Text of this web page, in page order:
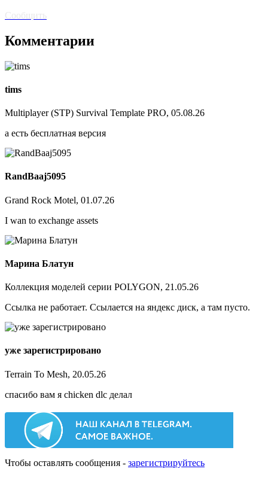
Сообщить
Комментарии
tims
Multiplayer (STP) Survival Template PRO, 05.08.26
а есть бесплатная версия
RandBaaj5095
Grand Rock Motel, 01.07.26
I wan to exchange assets
Марина Блатун
Коллекция моделей серии POLYGON, 21.05.26
Ссылка не работает. Ссылается на яндекс диск, а там пусто.
уже зарегистрировано
Terrain To Mesh, 20.05.26
спасибо вам я chicken dlc делал
Чтобы оставлять сообщения - зарегистрируйтесь